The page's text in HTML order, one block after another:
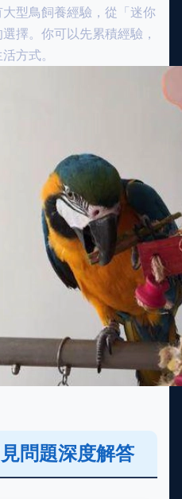
型鳥飼養經驗，從「迷你
擇。你可以先累積經驗，
方式。
問題深度解答